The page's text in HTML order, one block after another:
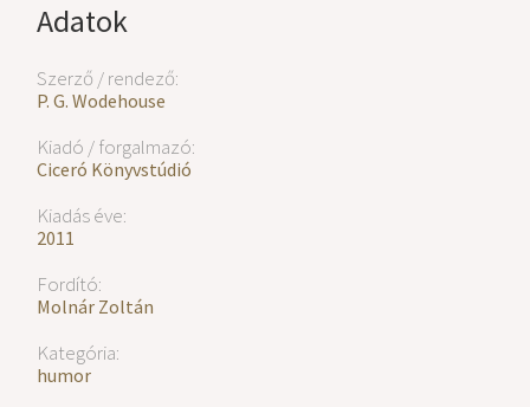
Adatok
Szerző / rendező:
P. G. Wodehouse
Kiadó / forgalmazó:
Ciceró Könyvstúdió
Kiadás éve:
2011
Fordító:
Molnár Zoltán
Kategória:
humor